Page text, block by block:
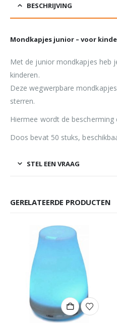
BESCHRIJVING
Mondkapjes junior – voor
Met de junior mondkapjes heb
kinderen.
Deze wegwerpbare
sterren.
Hiermee wordt de
Doos bevat 50 stuks,
STEL EEN VRAAG
GERELATEERDE PRODUCTEN